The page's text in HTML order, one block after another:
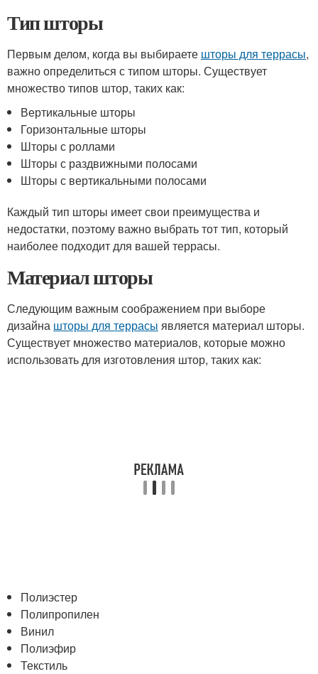
Тип шторы
Первым делом, когда вы выбираете шторы для террасы,
важно определиться с типом шторы. Существует
множество типов штор, таких как:
Вертикальные шторы
Горизонтальные шторы
Шторы с роллами
Шторы с раздвижными полосами
Шторы с вертикальными полосами
Каждый тип шторы имеет свои преимущества и
недостатки, поэтому важно выбрать тот тип, который
наиболее подходит для вашей террасы.
Материал шторы
Следующим важным соображением при выборе
дизайна шторы для террасы является материал шторы.
Существует множество материалов, которые можно
использовать для изготовления штор, таких как:
Полиэстер
Полипропилен
Винил
Полиэфир
Текстиль